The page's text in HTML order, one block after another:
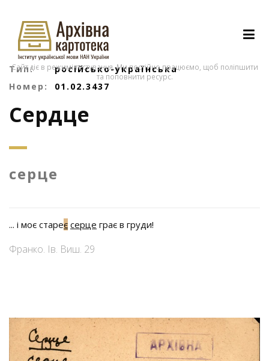
Сайт діє в режимі тестування. Ми постійно працюємо, щоб поліпшити
та поповнити ресурс.
Тип:
російсько-українська
Номер:
01.02.3437
Сердце
серце
... і моє стареє серце грає в груди!
Франко. Ів. Виш. 29